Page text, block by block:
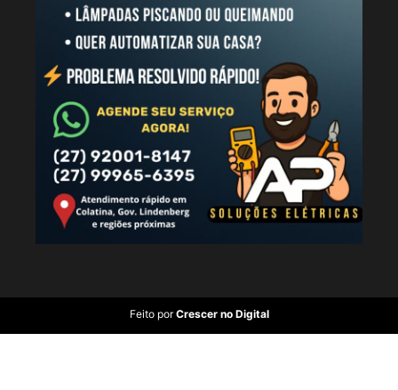
Feito por Crescer no Digital